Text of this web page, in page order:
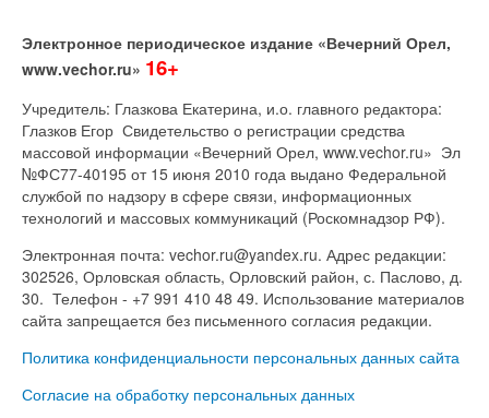
Электронное периодическое издание «Вечерний Орел,
www.vechor.ru» 16+
Учредитель: Глазкова Екатерина, и.о. главного редактора:
Глазков Егор Свидетельство о регистрации средства
массовой информации «Вечерний Орел, www.vechor.ru» Эл
№ФС77-40195 от 15 июня 2010 года выдано Федеральной
службой по надзору в сфере связи, информационных
технологий и массовых коммуникаций (Роскомнадзор РФ).
Электронная почта: vechor.ru@yandex.ru. Адрес редакции:
302526, Орловская область, Орловский район, с. Паслово, д.
30. Телефон - +7 991 410 48 49. Использование материалов
сайта запрещается без письменного согласия редакции.
Политика конфиденциальности персональных данных сайта
Согласие на обработку персональных данных